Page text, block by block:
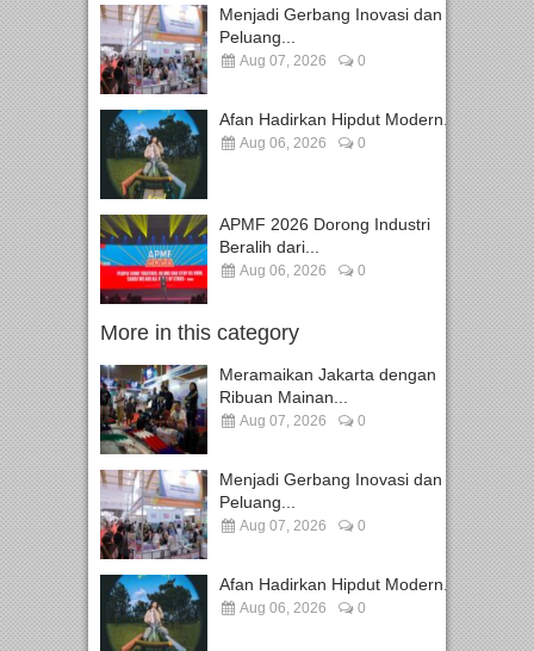
Menjadi Gerbang Inovasi dan
Peluang...
Aug 07, 2026 0
Afan Hadirkan Hipdut Modern...
Aug 06, 2026 0
APMF 2026 Dorong Industri
Beralih dari...
Aug 06, 2026 0
More in this category
Meramaikan Jakarta dengan
Ribuan Mainan...
Aug 07, 2026 0
Menjadi Gerbang Inovasi dan
Peluang...
Aug 07, 2026 0
Afan Hadirkan Hipdut Modern...
Aug 06, 2026 0